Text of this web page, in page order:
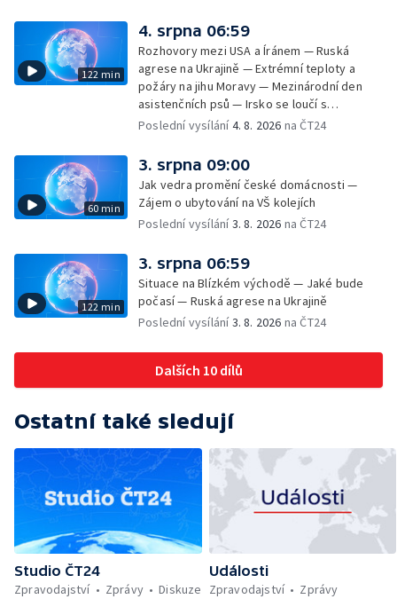
122 min
4. srpna 06:59
Rozhovory mezi USA a Íránem — Ruská
agrese na Ukrajině — Extrémní teploty a
požáry na jihu Moravy — Mezinárodní den
asistenčních psů — Irsko se loučí s
hudebníkem Glenem Hansardem
Poslední vysílání4. 8. 2026 na ČT24
60 min
3. srpna 09:00
Jak vedra promění české domácnosti —
Zájem o ubytování na VŠ kolejích
Poslední vysílání3. 8. 2026 na ČT24
122 min
3. srpna 06:59
Situace na Blízkém východě — Jaké bude
počasí — Ruská agrese na Ukrajině
Poslední vysílání3. 8. 2026 na ČT24
Dalších 10 dílů
Ostatní také sledují
Studio ČT24
Zpravodajství
Zprávy Diskuze
Události
Zpravodajství
Zprávy